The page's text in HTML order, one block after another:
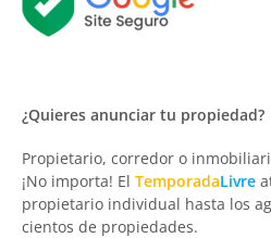
¿Quieres anunciar tu propiedad?
Propietario, corredor o
¡No importa! El TemporadaLivre
propietario individual hasta los
cientos de propiedades.